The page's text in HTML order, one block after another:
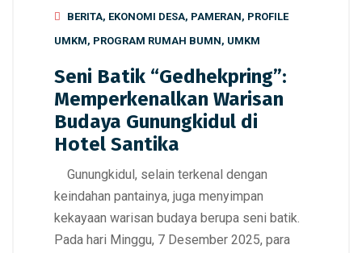
BERITA, EKONOMI DESA, PAMERAN, PROFILE
UMKM, PROGRAM RUMAH BUMN, UMKM
Seni Batik “Gedhekpring”:
Memperkenalkan Warisan
Budaya Gunungkidul di
Hotel Santika
Gunungkidul, selain terkenal dengan
keindahan pantainya, juga menyimpan
kekayaan warisan budaya berupa seni batik.
Pada hari Minggu, 7 Desember 2025, para